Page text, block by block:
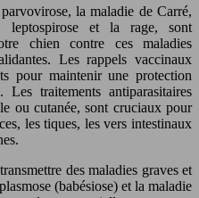
la maladie de Carré,
leptospirose et la rage, sont
chien contre ces maladies
Les rappels vaccinaux
pour maintenir une protection
traitements antiparasitaires
ou cutanée, sont cruciaux pour
les tiques, les vers intestinaux
des maladies graves et
(babésiose) et la maladie